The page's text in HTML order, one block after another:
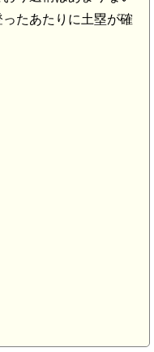
たあたりに土塁が確